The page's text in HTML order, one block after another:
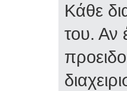
Κάθε
του. Αν